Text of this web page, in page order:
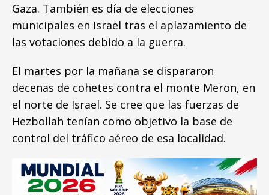
Gaza. También es día de elecciones
municipales en Israel tras el aplazamiento de
las votaciones debido a la guerra.
El martes por la mañana se dispararon
decenas de cohetes contra el monte Meron, en
el norte de Israel. Se cree que las fuerzas de
Hezbollah tenían como objetivo la base de
control del tráfico aéreo de esa localidad.